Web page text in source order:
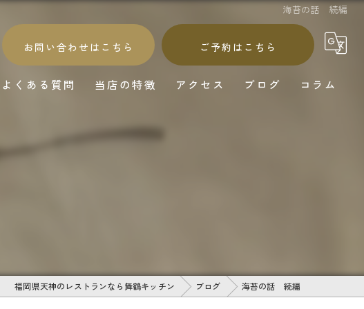
海苔の話 続編
お問い合わせはこちら ご予約はこちら
よくある質問 当店の特徴
和食
アクセス ブログ コラム
福岡県天神のレストランなら舞鶴キッチン ブログ 海苔の話 続編